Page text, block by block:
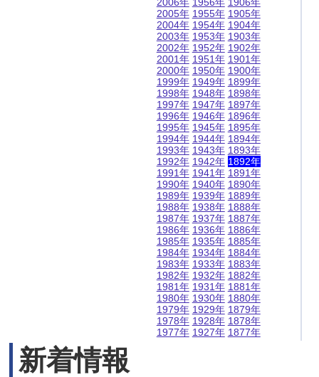
2005年
2004年
2003年
2002年
2001年
2000年
1999年
1998年
1997年
1996年
1995年
1994年
1993年
1992年
1991年
1990年
1989年
1988年
1987年
1986年
1985年
1984年
1983年
1982年
1981年
1980年
1979年
1978年
1977年
1955年
1954年
1953年
1952年
1951年
1950年
1949年
1948年
1947年
1946年
1945年
1944年
1943年
1942年
1941年
1940年
1939年
1938年
1937年
1936年
1935年
1934年
1933年
1932年
1931年
1930年
1929年
1928年
1927年
1905年
1904年
1903年
1902年
1901年
1900年
1899年
1898年
1897年
1896年
1895年
1894年
1893年
1892年
1891年
1890年
1889年
1888年
1887年
1886年
1885年
1884年
1883年
1882年
1881年
1880年
1879年
1878年
1877年
新着情報